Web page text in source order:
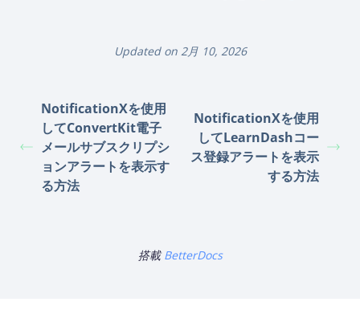
Updated on 2月 10, 2026
NotificationXを使用
してConvertKit電子
メールサブスクリプシ
ョンアラートを表示す
る方法
NotificationXを使用
してLearnDashコー
ス登録アラートを表示
する方法
搭載 BetterDocs